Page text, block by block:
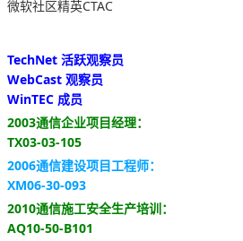
微软社区精英CTAC
TechNet 活跃观察员
WebCast 观察员
WinTEC 成员
2003通信企业项目经理：
TX03-03-105
2006通信建设项目工程师：
XM06-30-093
2010通信施工安全生产培训：
AQ10-50-B101